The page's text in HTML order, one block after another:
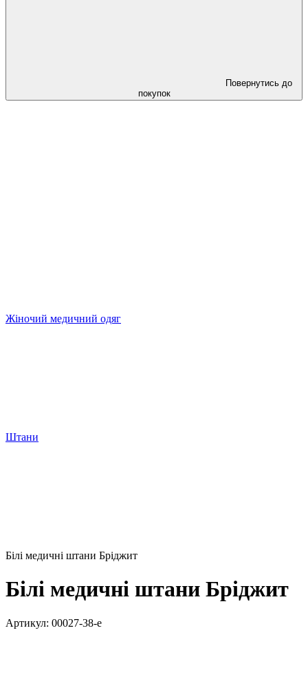
Повернутись до
покупок
Жіночий медичний одяг
Штани
Білі медичні штани Бріджит
Білі медичні штани Бріджит
Артикул: 00027-38-e